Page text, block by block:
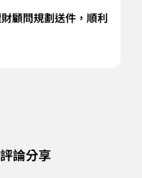
顧問規劃送件，順利
論分享